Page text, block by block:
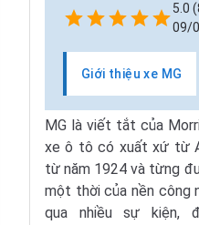
5.0
09/
Giới thiệu xe MG
MG là viết tắt của
xe ô tô có xuất xứ từ
từ năm 1924 và từng
một thời của nền công
qua nhiều sự kiện,